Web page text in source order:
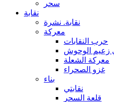
سحر
نقابة
نقابة. نشرة
معركة
حرب النقابات
زعيم الوحوش
معركة الشعلة
غزو الصحراء
بناء
نقابتي
قلعة السحر